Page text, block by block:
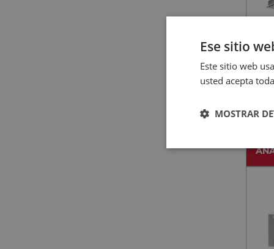
Ese sitio
Este sitio web
usted acepta
MOSTRAR